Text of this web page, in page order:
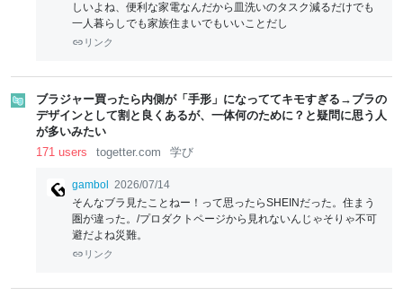
しいよね、便利な家電なんだから皿洗いのタスク減るだけでも
一人暮らしでも家族住まいでもいいことだし
リンク
ブラジャー買ったら内側が「手形」になっててキモすぎる→ブラの
デザインとして割と良くあるが、一体何のために？と疑問に思う人
が多いみたい
171 users
togetter.com 学び
gambol
2026/07/14
そんなブラ見たことねー！って思ったらSHEINだった。住まう
圏が違った。/プロダクトページから見れないんじゃそりゃ不可
避だよね災難。
リンク